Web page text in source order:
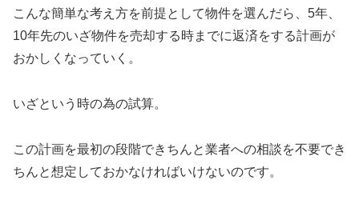
こんな簡単な考え方を前提として物件を選んだら、5年、
10年先のいざ物件を売却する時までに返済をする計画が
おかしくなっていく。
いざという時の為の試算。
この計画を最初の段階できちんと業者への相談を不要でき
ちんと想定しておかなければいけないのです。